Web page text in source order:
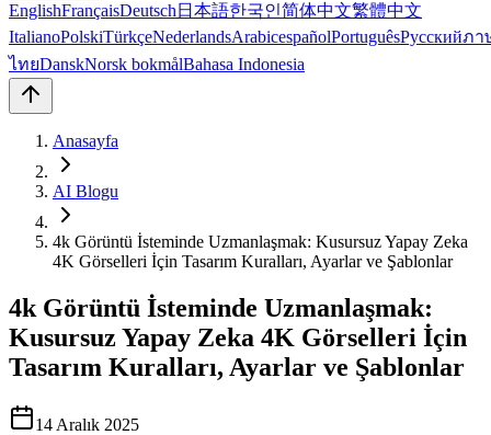
EnglishFrançaisDeutsch 日本語한국인简体中文繁體中文
ItalianoPolskiTürkçeNederlandsArabicespañolPortuguêsРусскийภา
ไทยDanskNorsk bokmålBahasa Indonesia
Anasayfa
AI Blogu
4k Görüntü İsteminde Uzmanlaşmak: Kusursuz Yapay Zeka
4K Görselleri İçin Tasarım Kuralları, Ayarlar ve Şablonlar
4k Görüntü İsteminde Uzmanlaşmak:
Kusursuz Yapay Zeka 4K Görselleri İçin
Tasarım Kuralları, Ayarlar ve Şablonlar
14 Aralık 2025